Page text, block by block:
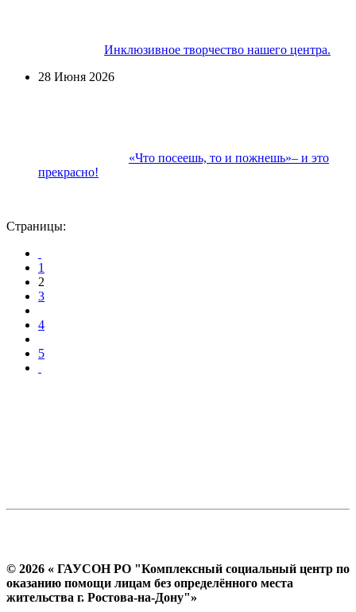
Инклюзивное творчество нашего центра.
28 Июня 2026
«Что посеешь, то и пожнешь»– и это
прекрасно!
Страницы:
1
2
3
4
5
© 2026 « ГАУСОН РО "Комплексный социальный центр по
оказанию помощи лицам без определённого места
жительства г. Ростова-на-Дону"»